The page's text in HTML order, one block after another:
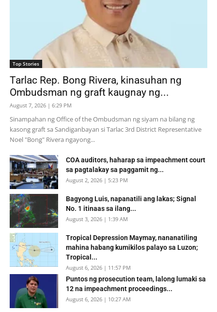
Top Stories
Tarlac Rep. Bong Rivera, kinasuhan ng
Ombudsman ng graft kaugnay ng...
August 7, 2026 | 6:29 PM
Sinampahan ng Office of the Ombudsman ng siyam na bilang ng
kasong graft sa Sandiganbayan si Tarlac 3rd District Representative
Noel "Bong" Rivera ngayong...
COA auditors, haharap sa impeachment court
sa pagtalakay sa paggamit ng...
August 2, 2026 | 5:23 PM
Bagyong Luis, napanatili ang lakas; Signal
No. 1 itinaas sa ilang...
August 3, 2026 | 1:39 AM
Tropical Depression Maymay, nananatiling
mahina habang kumikilos palayo sa Luzon;
Tropical...
August 6, 2026 | 11:57 PM
Puntos ng prosecution team, lalong lumaki sa
12 na impeachment proceedings...
August 6, 2026 | 10:27 AM